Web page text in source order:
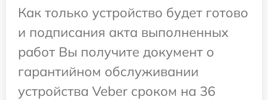
Как только устройство будет готово
и подписания акта выполненных
работ Вы получите документ о
гарантийном обслуживании
устройства Veber сроком на 36